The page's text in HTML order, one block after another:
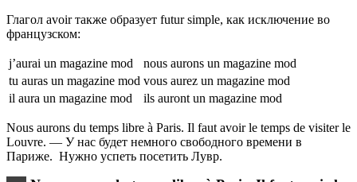
Глагол avoir также образует futur simple, как исключение во
французском:
j’aurai un magazine mod
nous aurons un magazine mod
tu auras un magazine mod vous aurez un magazine mod
il aura un magazine mod
ils auront un magazine mod
Nous aurons du temps libre à Paris. Il faut avoir le temps de visiter le
Louvre. — У нас будет немного свободного времени в
Париже. Нужно успеть посетить Лувр.